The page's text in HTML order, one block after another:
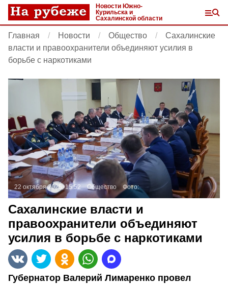
Новости Южно-
Курильска и
Сахалинской области
Главная Новости Общество
Сахалинские
власти и правоохранители объединяют усилия в
борьбе с наркотиками
22 октября 2025, 15:52 Общество Фото:
Сахалинские власти и
правоохранители объединяют
усилия в борьбе с наркотиками
Губернатор Валерий Лимаренко провел